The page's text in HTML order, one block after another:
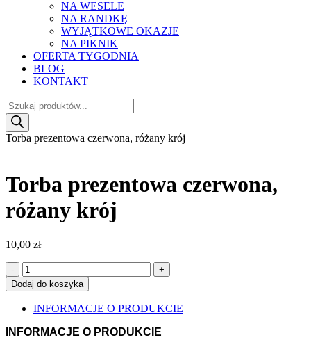
NA WESELE
NA RANDKĘ
WYJĄTKOWE OKAZJE
NA PIKNIK
OFERTA TYGODNIA
BLOG
KONTAKT
Wyszukiwarka
produktów
Torba prezentowa czerwona, różany krój
Torba prezentowa czerwona,
różany krój
10,00 zł
Ilość
Dodaj do koszyka
INFORMACJE O PRODUKCIE
INFORMACJE O PRODUKCIE